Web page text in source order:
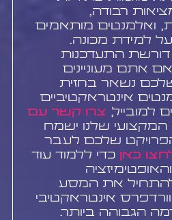
רבודה,
ואלמנטים מותאמים
למידת מכונה.
התעדכנות
אתם מעוניינים
נשאר בחזית
אינטראקטיביים
למובייל, צרו קשר עם
המקצועי שלנו ישמח
הפרויקט שלכם לעבר
כאן כדי ללמוד עוד
את המסע
אינטראקטיבי
הגבוהה ביותר.